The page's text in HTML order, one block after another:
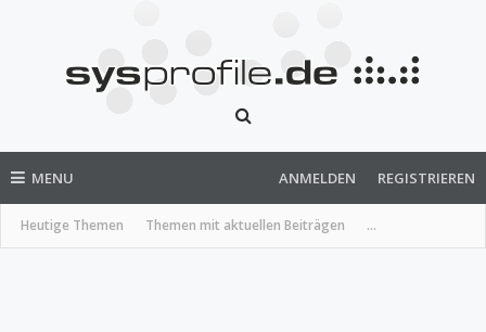
MENU
Heutige Themen Themen mit aktuellen Beiträgen ...
ANMELDEN REGISTRIEREN